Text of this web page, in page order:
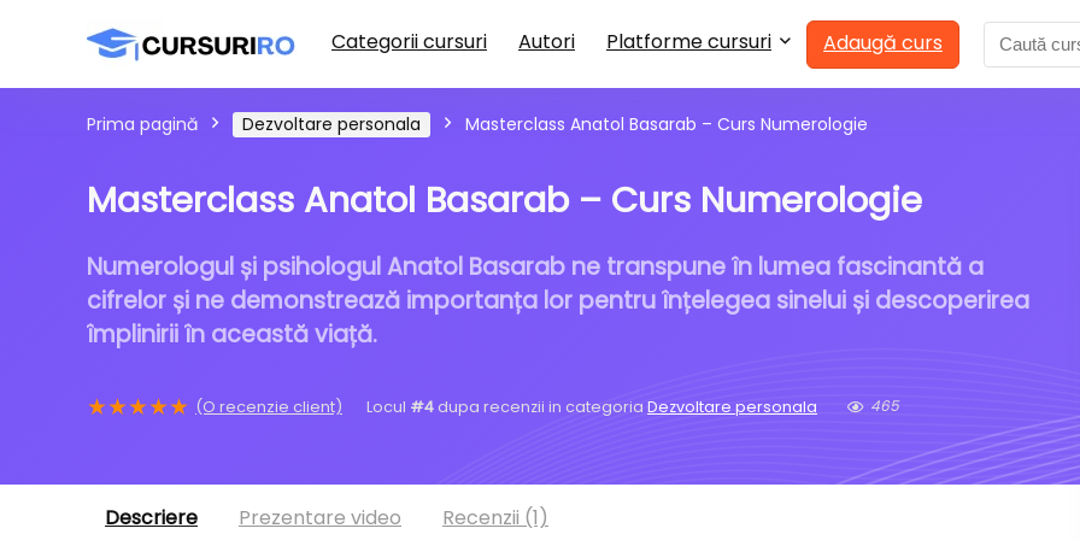
Categorii cursuri Autori Platforme cursuri Adaugă curs
Prima pagină Dezvoltare personala Masterclass Anatol Basarab – Curs Numerologie
Masterclass Anatol Basarab – Curs Numerologie
Numerologul și psihologul Anatol Basarab ne transpune în lumea fascinantă a
cifrelor și ne demonstrează importanța lor pentru înțelegea sinelui și descoperirea
împlinirii în această viață.
★★★★★ (O recenzie client) Locul #4 dupa recenzii in categoria Dezvoltare personala 465
Descriere Prezentare video Recenzii (1)